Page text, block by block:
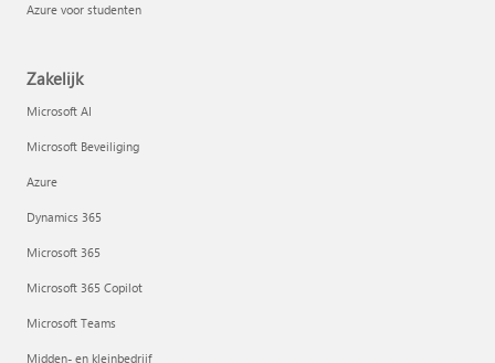
Azure voor studenten
Zakelijk
Microsoft AI
Microsoft Beveiliging
Azure
Dynamics 365
Microsoft 365
Microsoft 365 Copilot
Microsoft Teams
Midden- en kleinbedrijf